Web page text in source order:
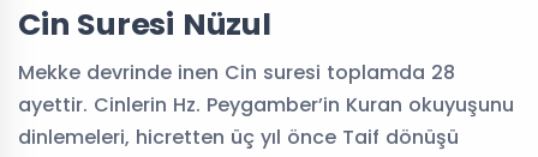
Cin Suresi Nüzul
Mekke devrinde inen Cin suresi toplamda 28
ayettir. Cinlerin Hz. Peygamber’in Kuran okuyuşunu
dinlemeleri, hicretten üç yıl önce Taif dönüşü